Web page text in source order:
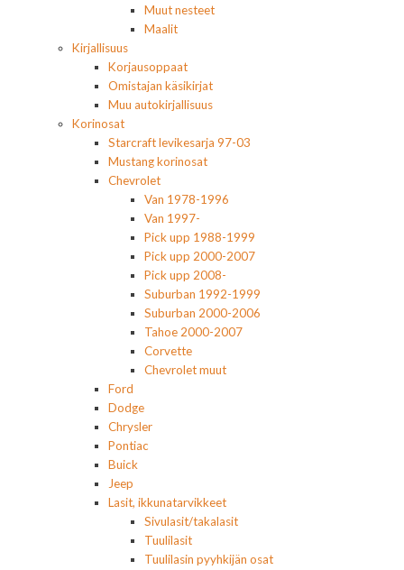
Muut nesteet
Maalit
Kirjallisuus
Korjausoppaat
Omistajan käsikirjat
Muu autokirjallisuus
Korinosat
Starcraft levikesarja 97-03
Mustang korinosat
Chevrolet
Van 1978-1996
Van 1997-
Pick upp 1988-1999
Pick upp 2000-2007
Pick upp 2008-
Suburban 1992-1999
Suburban 2000-2006
Tahoe 2000-2007
Corvette
Chevrolet muut
Ford
Dodge
Chrysler
Pontiac
Buick
Jeep
Lasit, ikkunatarvikkeet
Sivulasit/takalasit
Tuulilasit
Tuulilasin pyyhkijän osat